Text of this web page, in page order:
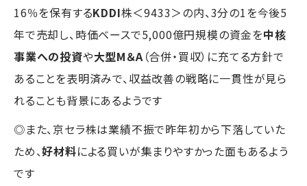
16％を保有するKDDI株＜9433＞の内、3分の1を今後5
年で売却し、時価ベースで5,000億円規模の資金を中核
事業への投資や大型M＆A（合併・買収）に充てる方針で
あることを表明済みで、収益改善の戦略に一貫性が見ら
れることも背景にあるようです
◎また、京セラ株は業績不振で昨年初から下落していた
ため、好材料による買いが集まりやすかった面もあるよう
です